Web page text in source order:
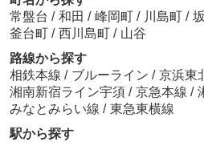
常盤台 / 和田 / 峰岡町 / 川島町 /
釜台町 / 西川島町 / 山谷
路線から探す
相鉄本線 / ブルーライン / 京浜東
湘南新宿ライン宇須 / 京急本線 /
みなとみらい線 / 東急東横線
駅から探す